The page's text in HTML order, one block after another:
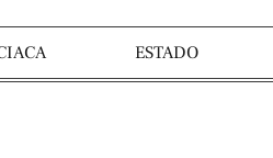
ESTADO